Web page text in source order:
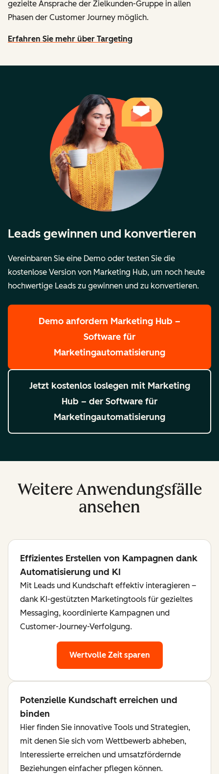
gezielte Ansprache der Zielkunden-Gruppe in allen
Phasen der Customer Journey möglich.
Erfahren Sie mehr über Targeting
Leads gewinnen und konvertieren
Vereinbaren Sie eine Demo oder testen Sie die
kostenlose Version von Marketing Hub, um noch heute
hochwertige Leads zu gewinnen und zu konvertieren.
Demo anfordern Marketing Hub –
Software für
Marketingautomatisierung
Jetzt kostenlos loslegen mit Marketing
Hub – der Software für
Marketingautomatisierung
Weitere Anwendungsfälle
ansehen
Effizientes Erstellen von Kampagnen dank
Automatisierung und KI
Mit Leads und Kundschaft effektiv interagieren –
dank KI-gestützten Marketingtools für gezieltes
Messaging, koordinierte Kampagnen und
Customer-Journey-Verfolgung.
Wertvolle Zeit sparen
Potenzielle Kundschaft erreichen und
binden
Hier finden Sie innovative Tools und Strategien,
mit denen Sie sich vom Wettbewerb abheben,
Interessierte erreichen und umsatzfördernde
Beziehungen einfacher pflegen können.